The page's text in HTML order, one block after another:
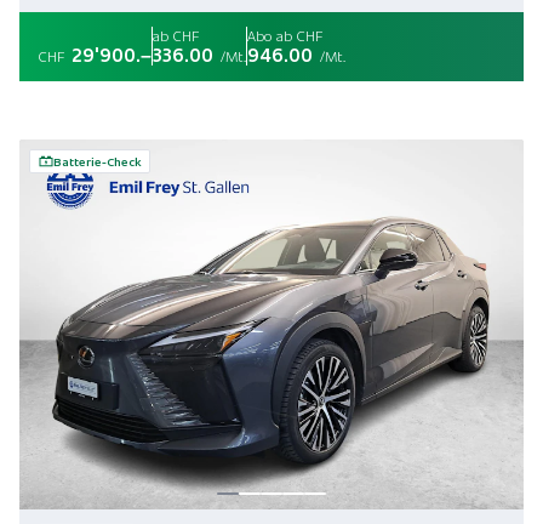
CHF 29'900.–
ab CHF
336.00 /Mt.
Abo ab CHF
946.00 /Mt.
Batterie-Check